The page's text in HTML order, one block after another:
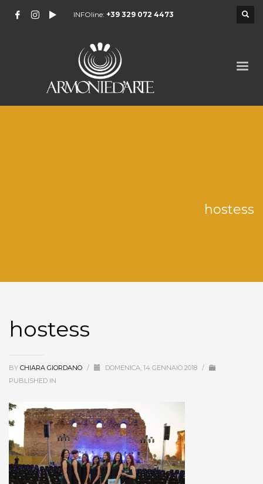
INFOline: +39 329 072 4473
hostess
hostess
BY CHIARA GIORDANO / DOMENICA, 14 GENNAIO 2018 /
PUBLISHED IN